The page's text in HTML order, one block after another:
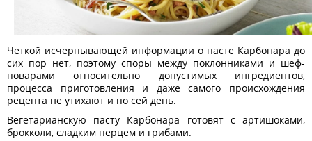
Четкой исчерпывающей информации о пасте Карбонара до
сих пор нет, поэтому споры между поклонниками и шеф-
поварами относительно допустимых ингредиентов,
процесса приготовления и даже самого происхождения
рецепта не утихают и по сей день.
Вегетарианскую пасту Карбонара готовят с артишоками,
брокколи, сладким перцем и грибами.